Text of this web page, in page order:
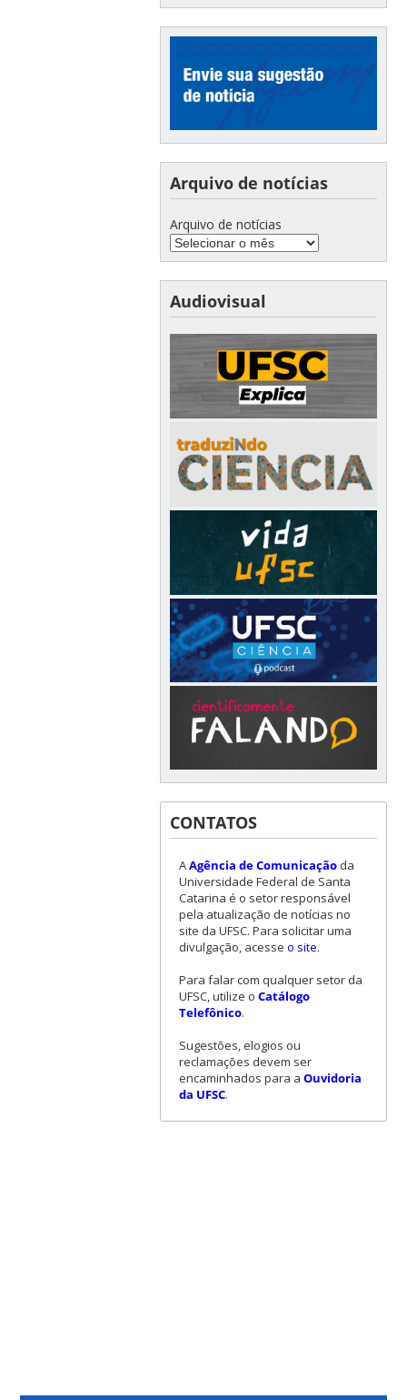
Arquivo de notícias
Arquivo de notícias
Audiovisual
CONTATOS
AAgência de Comunicaçãoda
Universidade Federal de Santa
Catarina é o setor responsável
pela atualização de notícias no
site da UFSC. Para solicitar uma
divulgação, acesse o site.
Para falar com qualquer setor da
UFSC, utilize o Catálogo
Telefônico.
Sugestões, elogios ou
reclamações devem ser
encaminhados para a Ouvidoria
da UFSC.